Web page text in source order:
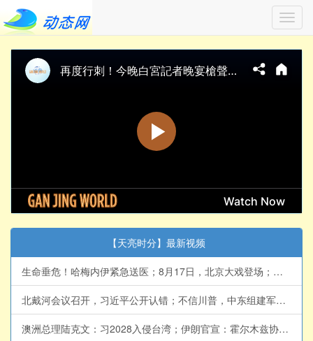
【天亮时分】最新视频
生命垂危！哈梅内伊紧急送医；8月17日，北京大戏登场；拯救美国法案，参议院即将表决(天亮论政第2066集 20260807)
北戴河会议召开，习近平公开认错；不信川普，中东组建军事同盟，伊朗收紧海峡控制；俄乌战争来到转折点(天亮论政第2065集 20260806)
澳洲总理陆克文：习2028入侵台湾；伊朗官宣：霍尔木兹协议达成；令人瞠目！伊朗总统揭露，见到的最高领袖真相(天亮论政第2064集 20260805)